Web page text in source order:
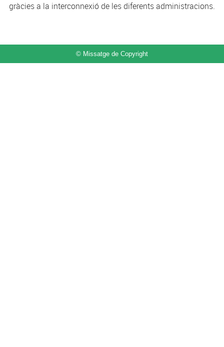
gràcies a la interconnexió de les diferents administracions.
© Missatge de Copyright